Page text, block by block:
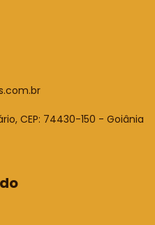
CEP: 74430-150 - Goiânia